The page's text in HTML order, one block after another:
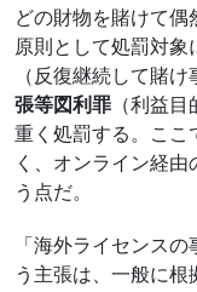
どの財物を賭けて偶
原則として処罰対象
（反復継続して賭
張等図利罪 （利益
重く処罰する。ここ
く、オンライン経
う点だ。
「海外ライセンス
う主張は、一般に根